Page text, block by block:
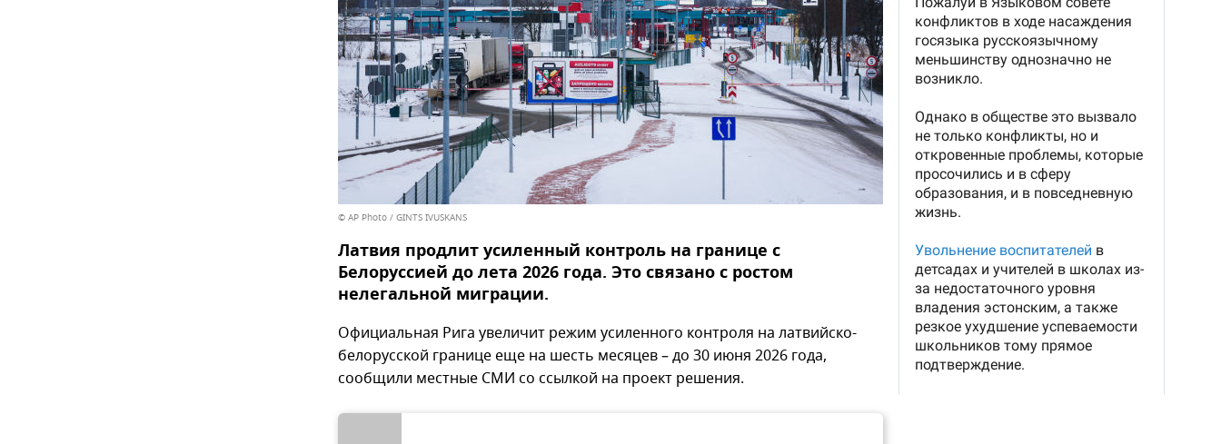
© AP Photo / GINTS IVUSKANS
Латвия продлит усиленный контроль на границе с
Белоруссией до лета 2026 года. Это связано с ростом
нелегальной миграции.
Официальная Рига увеличит режим усиленного контроля на латвийско-
белорусской границе еще на шесть месяцев – до 30 июня 2026 года,
сообщили местные СМИ со ссылкой на проект решения.